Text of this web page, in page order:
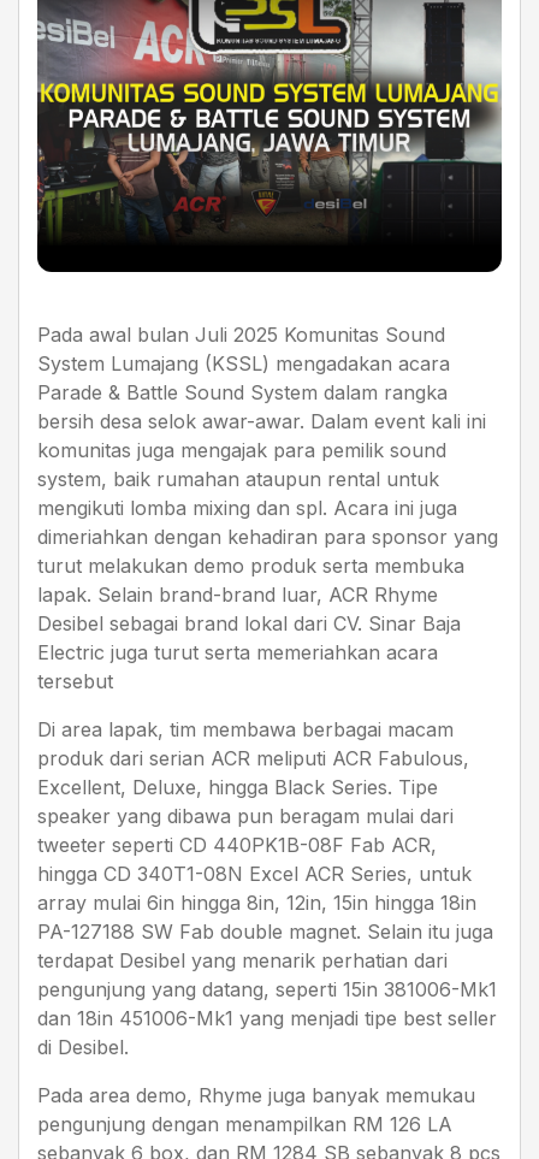
Pada awal bulan Juli 2025 Komunitas Sound
System Lumajang (KSSL) mengadakan acara
Parade & Battle Sound System dalam rangka
bersih desa selok awar-awar. Dalam event kali ini
komunitas juga mengajak para pemilik sound
system, baik rumahan ataupun rental untuk
mengikuti lomba mixing dan spl. Acara ini juga
dimeriahkan dengan kehadiran para sponsor yang
turut melakukan demo produk serta membuka
lapak. Selain brand-brand luar, ACR Rhyme
Desibel sebagai brand lokal dari CV. Sinar Baja
Electric juga turut serta memeriahkan acara
tersebut
Di area lapak, tim membawa berbagai macam
produk dari serian ACR meliputi ACR Fabulous,
Excellent, Deluxe, hingga Black Series. Tipe
speaker yang dibawa pun beragam mulai dari
tweeter seperti CD 440PK1B-08F Fab ACR,
hingga CD 340T1-08N Excel ACR Series, untuk
array mulai 6in hingga 8in, 12in, 15in hingga 18in
PA-127188 SW Fab double magnet. Selain itu juga
terdapat Desibel yang menarik perhatian dari
pengunjung yang datang, seperti 15in 381006-Mk1
dan 18in 451006-Mk1 yang menjadi tipe best seller
di Desibel.
Pada area demo, Rhyme juga banyak memukau
pengunjung dengan menampilkan RM 126 LA
sebanyak 6 box, dan RM 1284 SB sebanyak 8 pcs